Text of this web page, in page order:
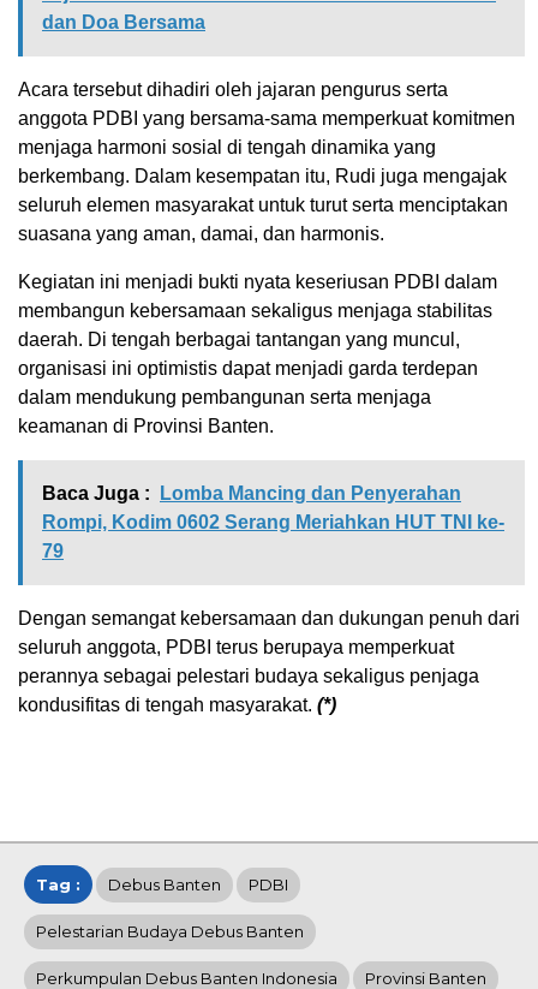
dan Doa Bersama
Acara tersebut dihadiri oleh jajaran pengurus serta
anggota PDBI yang bersama-sama memperkuat komitmen
menjaga harmoni sosial di tengah dinamika yang
berkembang. Dalam kesempatan itu, Rudi juga mengajak
seluruh elemen masyarakat untuk turut serta menciptakan
suasana yang aman, damai, dan harmonis.
Kegiatan ini menjadi bukti nyata keseriusan PDBI dalam
membangun kebersamaan sekaligus menjaga stabilitas
daerah. Di tengah berbagai tantangan yang muncul,
organisasi ini optimistis dapat menjadi garda terdepan
dalam mendukung pembangunan serta menjaga
keamanan di Provinsi Banten.
Baca Juga :
Lomba Mancing dan Penyerahan
Rompi, Kodim 0602 Serang Meriahkan HUT TNI ke-
79
Dengan semangat kebersamaan dan dukungan penuh dari
seluruh anggota, PDBI terus berupaya memperkuat
perannya sebagai pelestari budaya sekaligus penjaga
kondusifitas di tengah masyarakat. (*)
Tag : Debus Banten PDBI
Pelestarian Budaya Debus Banten
Perkumpulan Debus Banten Indonesia Provinsi Banten